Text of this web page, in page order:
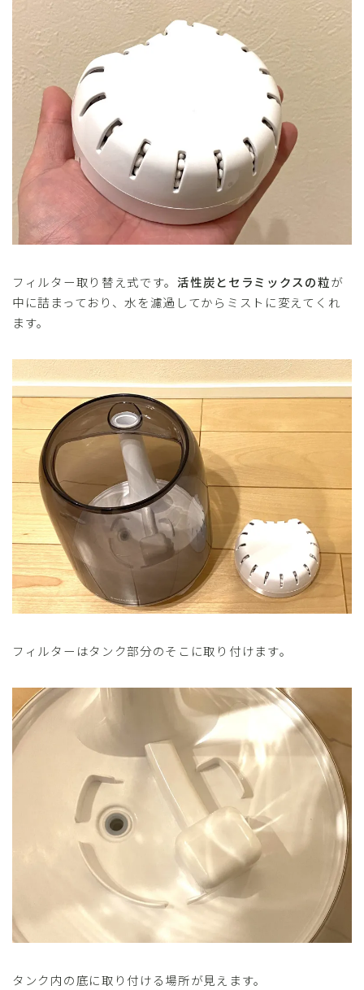
フィルター取り替え式です。活性炭とセラミックスの粒が
中に詰まっており、水を濾過してからミストに変えてくれ
ます。
フィルターはタンク部分のそこに取り付けます。
タンク内の底に取り付ける場所が見えます。